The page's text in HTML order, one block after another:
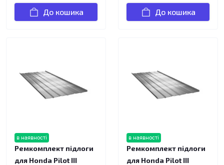
До кошика До кошика
в наявності
Ремкомплект підлоги
для Honda Pilot III
в наявності
Ремкомплект підлоги
для Honda Pilot III